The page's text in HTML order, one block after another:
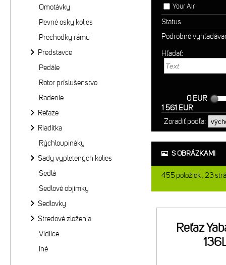
Your Air
Status
Podrobné
Hľadať:
0 EUR
1 561 EUR
Zoradiť podľa:
S OBRÁZKAMI
455položiek 23
Reťaz
Omotávky
Pevné osky kolies
Prechodky rámu
Predstavce
Pedále
Rotor príslušenstvo
Radenie
Reťaze
Riadítka
Rýchloupináky
Sady vypletených kolies
Sedlá
Sedlové objímky
Sedlovky
Stredové zloženia
Vidlice
Iné